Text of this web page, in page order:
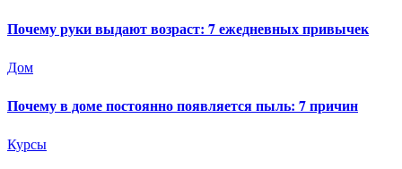
Почему руки выдают возраст: 7 ежедневных привычек
Дом
Почему в доме постоянно появляется пыль: 7 причин
Курсы